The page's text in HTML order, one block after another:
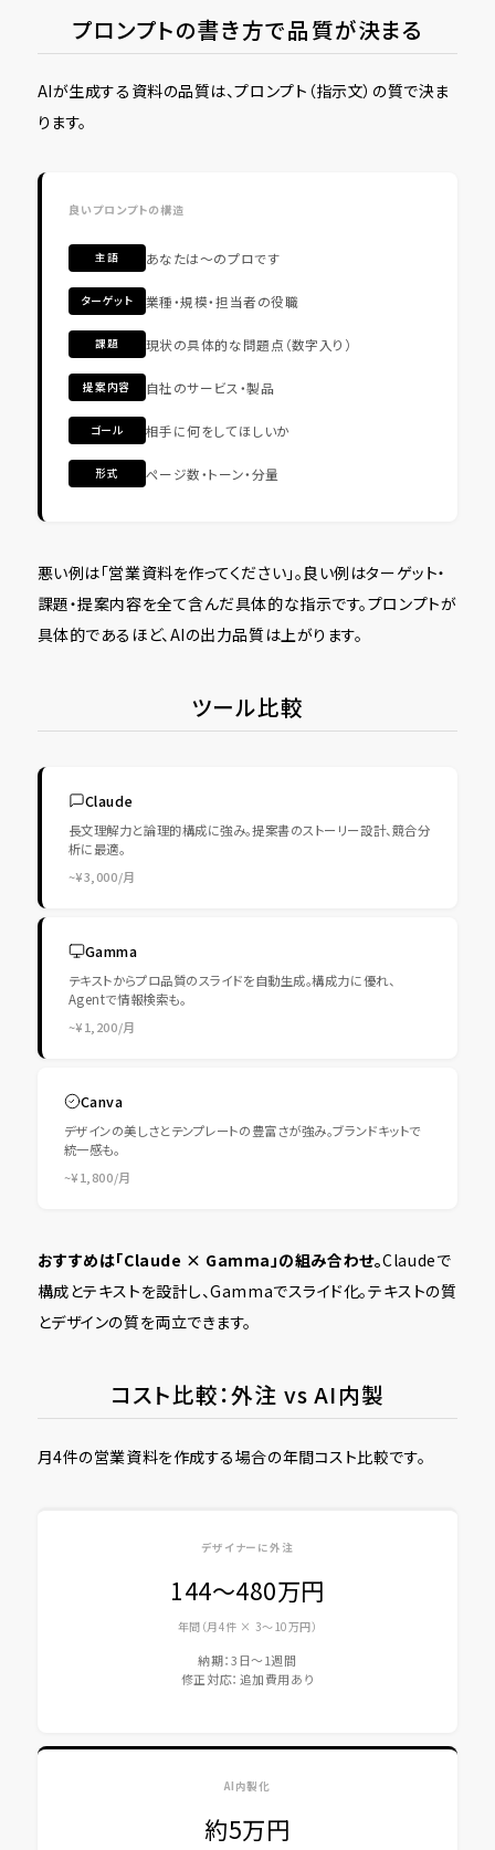
プロンプトの書き方で品質が決まる
AIが生成する資料の品質は、プロンプト（指示文）の質で決ま
ります。
良いプロンプトの構造
主語 あなたは〜のプロです
ターゲット 業種・規模・担当者の役職
課題 現状の具体的な問題点（数字入り）
提案内容 自社のサービス・製品
ゴール 相手に何をしてほしいか
形式 ページ数・トーン・分量
悪い例は「営業資料を作ってください」。良い例はターゲット・
課題・提案内容を全て含んだ具体的な指示です。プロンプトが
具体的であるほど、AIの出力品質は上がります。
ツール比較
Claude
長文理解力と論理的構成に強み。提案書のストーリー設計、競合分
析に最適。
~¥3,000/月
Gamma
テキストからプロ品質のスライドを自動生成。構成力に優れ、
Agentで情報検索も。
~¥1,200/月
Canva
デザインの美しさとテンプレートの豊富さが強み。ブランドキットで
統一感も。
~¥1,800/月
おすすめは「Claude × Gamma」の組み合わせ。Claudeで
構成とテキストを設計し、Gammaでスライド化。テキストの質
とデザインの質を両立できます。
コスト比較：外注 vs AI内製
月4件の営業資料を作成する場合の年間コスト比較です。
デザイナーに外注
144〜480万円
年間（月4件 × 3〜10万円）
納期：3日〜1週間
修正対応：追加費用あり
AI内製化
約5万円